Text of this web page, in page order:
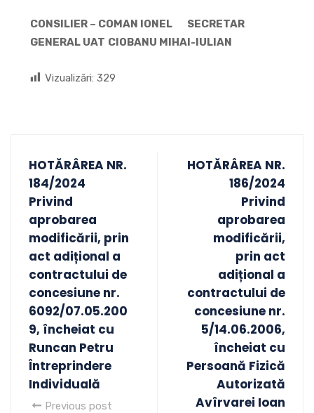
CONSILIER – COMAN IONEL
SECRETAR
GENERAL UAT CIOBANU MIHAI-IULIAN
Vizualizări: 329
HOTĂRÂREA NR.
184/2024
Privind
aprobarea
modificării, prin
act adițional a
contractului de
concesiune nr.
6092/07.05.200
9, încheiat cu
Runcan Petru
Întreprindere
Individuală
Previous post
HOTĂRÂREA NR.
186/2024
Privind
aprobarea
modificării,
prin act
adițional a
contractului de
concesiune nr.
5/14.06.2006,
încheiat cu
Persoană Fizică
Autorizată
Avîrvarei Ioan